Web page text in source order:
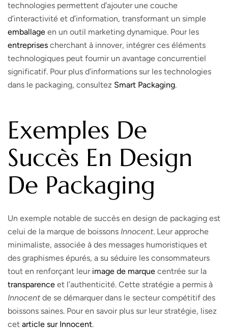
technologies permettent d’ajouter une couche
d’interactivité et d’information, transformant un simple
emballage en un outil marketing dynamique. Pour les
entreprises cherchant à innover, intégrer ces éléments
technologiques peut fournir un avantage concurrentiel
significatif. Pour plus d’informations sur les technologies
dans le packaging, consultez Smart Packaging.
Exemples De
Succès En Design
De Packaging
Un exemple notable de succès en design de packaging est
celui de la marque de boissons Innocent. Leur approche
minimaliste, associée à des messages humoristiques et
des graphismes épurés, a su séduire les consommateurs
tout en renforçant leur image de marque centrée sur la
transparence et l’authenticité. Cette stratégie a permis à
Innocent de se démarquer dans le secteur compétitif des
boissons saines. Pour en savoir plus sur leur stratégie, lisez
cet article sur Innocent.